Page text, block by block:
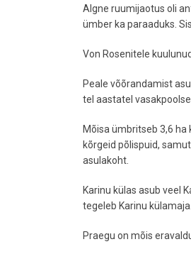
Algne ruumijaotus oli
ümber ka paraaduks.
Von Rosenitele
Peale võõrandamist
tel aastatel
Mõisa ümbritseb 3,6 ha
kõrgeid põlispuid,
asulakoht.
Karinu külas asub veel
tegeleb Karinu külamaja.
Praegu on mõis